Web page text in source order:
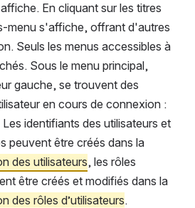
En cliquant sur les titres
menu s'affiche, offrant d'autres
Seuls les menus accessibles à
Sous le menu principal,
gauche, se trouvent des
en cours de connexion :
identifiants des utilisateurs et
des utilisateurs, les rôles
des rôles d’utilisateurs.